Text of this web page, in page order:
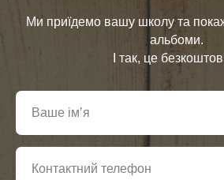
Ми приїдемо вашу школу та
альбоми.
І так, це